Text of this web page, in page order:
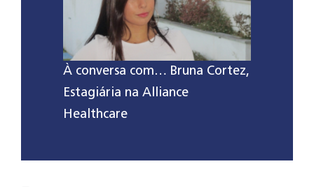
À conversa com… Bruna Cortez,
Estagiária na Alliance
Healthcare